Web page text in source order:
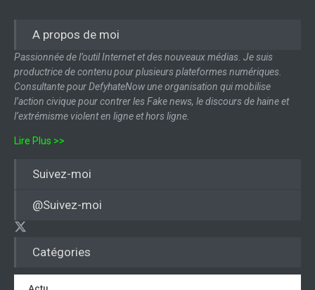
Catégories
A propos de moi
Passionnée de l’outil Internet et des nouveaux médias. Je suis
productrice de contenu pour plusieurs plateformes numériques.
Consultante pour DefyhateNow une organisation qui mobilise
l’action civique pour contrer les Fake news, le discours de haine et
l’extrémisme violent en ligne et hors ligne.
Lire Plus >>
Suivez-moi
@Suivez-moi